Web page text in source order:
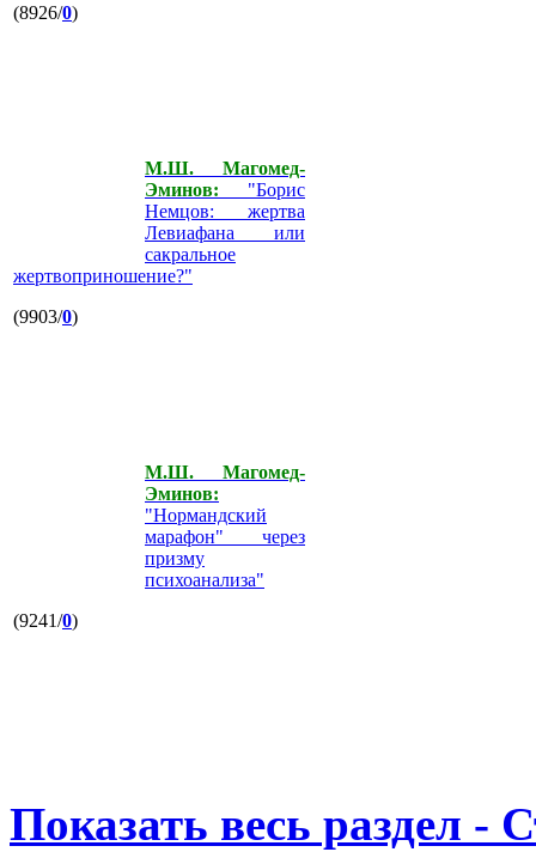
(8926/0)
М.Ш. Магомед-
Эминов: "Борис
Немцов: жертва
Левиафана или
сакральное
жертвоприношение?"
(9903/0)
М.Ш. Магомед-
Эминов:
"Нормандский
марафон" через
призму
психоанализа"
(9241/0)
Показать весь раздел -